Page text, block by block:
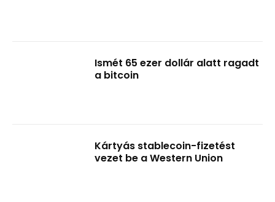
Ismét 65 ezer dollár alatt ragadt
a bitcoin
Kártyás stablecoin-fizetést
vezet be a Western Union